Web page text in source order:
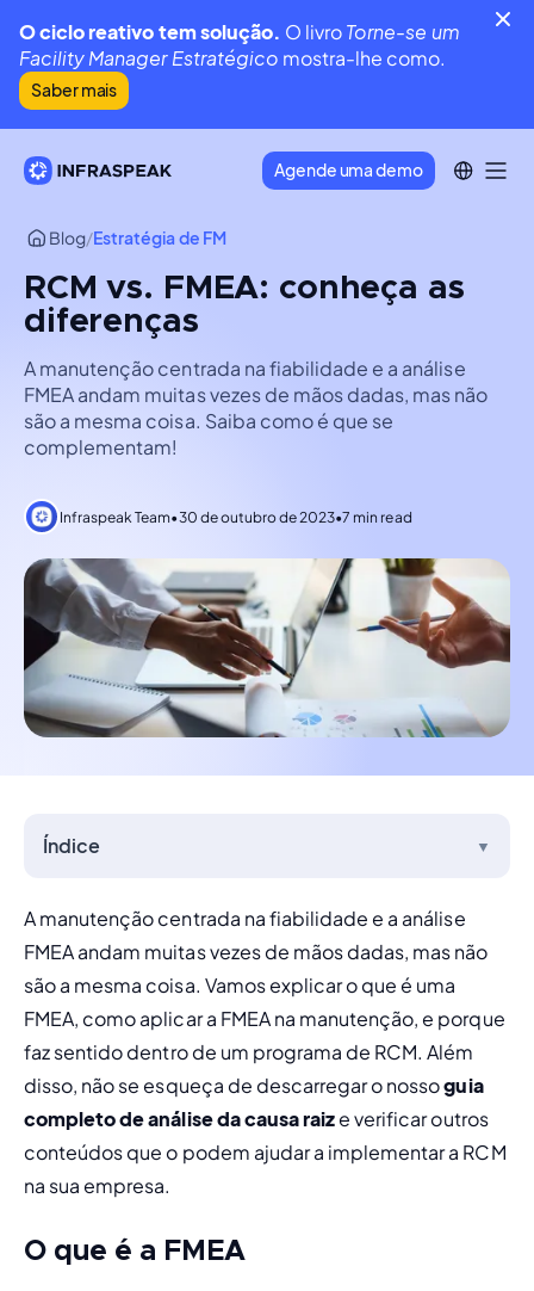
O ciclo reativo tem solução. O livroTorne-se um
Facility Manager Estratégico mostra-lhe como.
Saber mais
Agende uma demo
Blog/Estratégia de FM
RCM vs. FMEA: conheça as
diferenças
A manutenção centrada na fiabilidade e a análise
FMEA andam muitas vezes de mãos dadas, mas não
são a mesma coisa. Saiba como é que se
complementam!
Infraspeak Team•30 de outubro de 2023•7 min read
Índice ▼
A manutenção centrada na fiabilidade e a análise
FMEA andam muitas vezes de mãos dadas, mas não
são a mesma coisa. Vamos explicar o que é uma
FMEA, como aplicar a FMEA na manutenção, e porque
faz sentido dentro de um programa de RCM. Além
disso, não se esqueça de descarregar o nosso guia
completo de análise da causa raiz e verificar outros
conteúdos que o podem ajudar a implementar a RCM
na sua empresa.
O que é a FMEA